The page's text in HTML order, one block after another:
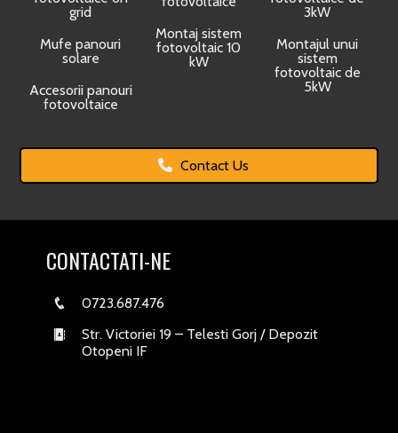
grid
Mufe panouri
solare
Accesorii panouri
fotovoltaice
Montaj sistem
fotovoltaic 10
kW
3kW
Montajul unui
sistem
fotovoltaic de
5kW
Contact Us
CONTACTATI-NE
0723.687.476
Str. Victoriei 19 – Telesti Gorj / Depozit
Otopeni IF